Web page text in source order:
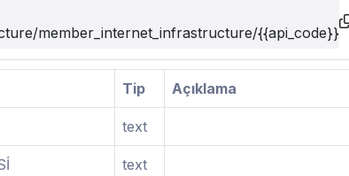
member_internet_infrastructure/{{api_code}}
Tip Açıklama
text
text